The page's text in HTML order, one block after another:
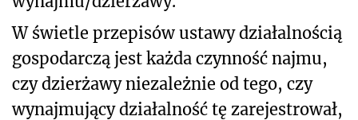
W świetle przepisów ustawy działalnością
gospodarczą jest każda czynność najmu,
czy dzierżawy niezależnie od tego, czy
wynajmujący działalność tę zarejestrował,